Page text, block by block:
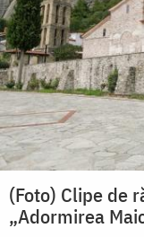
(Foto) Clipe de
„Adormirea